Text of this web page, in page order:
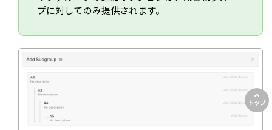
プに対してのみ提供されます。
トップ